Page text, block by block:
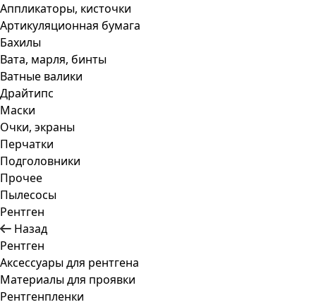
Аппликаторы, кисточки
Артикуляционная бумага
Бахилы
Вата, марля, бинты
Ватные валики
Драйтипс
Маски
Очки, экраны
Перчатки
Подголовники
Прочее
Пылесосы
Рентген
Назад
Рентген
Аксессуары для рентгена
Материалы для проявки
Рентгенпленки